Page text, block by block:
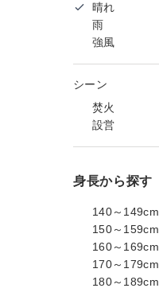
晴れ
雨
強風
シーン
焚火
設営
身長から探す
140～149cm
150～159cm
160～169cm
170～179cm
180～189cm